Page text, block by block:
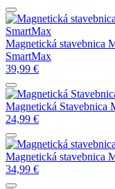
Magnetická stavebnica
SmartMax
39,99 €
Magnetická Stavebnica
24,99 €
Magnetická stavebnica
34,99 €